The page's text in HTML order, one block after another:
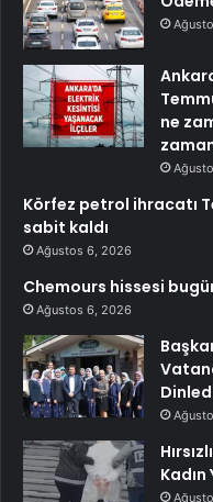
ne
Körfez petrol ihracatı
sabit kaldı
Ağustos 6, 2026
Chemours hissesi
Ağustos 6, 2026
Kadın